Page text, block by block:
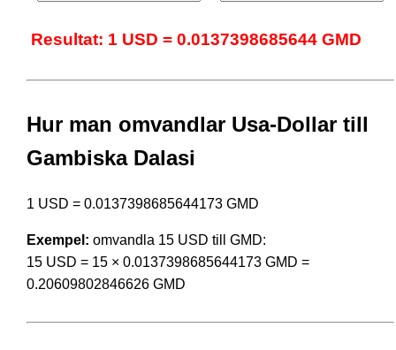
Resultat: 1 USD = 0.0137398685644 GMD
Hur man omvandlar Usa-Dollar till
Gambiska Dalasi
1 USD = 0.0137398685644173 GMD
Exempel: omvandla 15 USD till GMD:
15 USD = 15 × 0.0137398685644173 GMD =
0.20609802846626 GMD